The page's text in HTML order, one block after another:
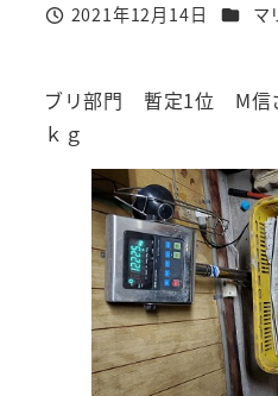
投稿日
2021年12月14日 カテゴ
マ
ブリ部門 暫定1位 M
ｋｇ